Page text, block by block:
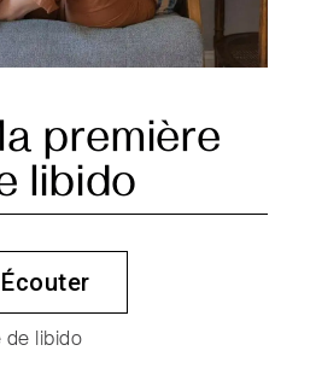
première
libido
Écouter
de libido